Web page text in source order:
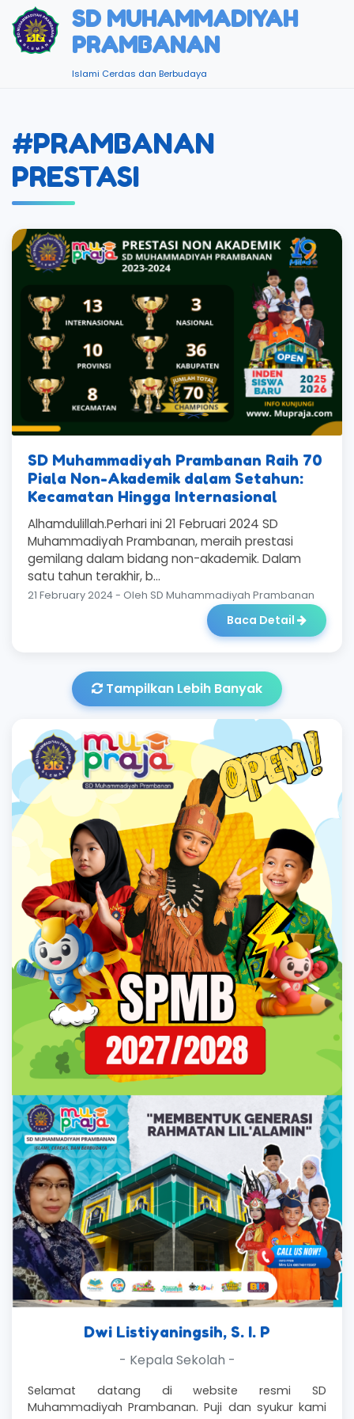
SD MUHAMMADIYAH
PRAMBANAN
Islami Cerdas dan Berbudaya
#PRAMBANAN
PRESTASI
SD Muhammadiyah Prambanan Raih 70
Piala Non-Akademik dalam Setahun:
Kecamatan Hingga Internasional
Alhamdulillah.Perhari ini 21 Februari 2024 SD
Muhammadiyah Prambanan, meraih prestasi
gemilang dalam bidang non-akademik. Dalam
satu tahun terakhir, b...
21 February 2024 - Oleh SD Muhammadiyah Prambanan
Baca Detail
Tampilkan Lebih Banyak
Dwi Listiyaningsih, S. I. P
- Kepala Sekolah -
Selamat datang di website resmi SD
Muhammadiyah Prambanan. Puji dan syukur kami